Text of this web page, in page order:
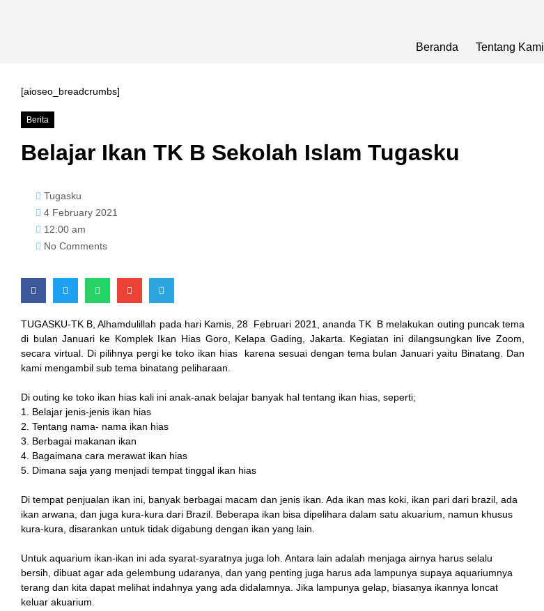
Beranda Tentang Kami
[aioseo_breadcrumbs]
Berita
Belajar Ikan TK B Sekolah Islam Tugasku
Tugasku
4 February 2021
12:00 am
No Comments
TUGASKU-TK B, Alhamdulillah pada hari Kamis, 28 Februari 2021, ananda TK B melakukan outing puncak tema
di bulan Januari ke Komplek Ikan Hias Goro, Kelapa Gading, Jakarta. Kegiatan ini dilangsungkan live Zoom,
secara virtual. Di pilihnya pergi ke toko ikan hias karena sesuai dengan tema bulan Januari yaitu Binatang. Dan
kami mengambil sub tema binatang peliharaan.
Di outing ke toko ikan hias kali ini anak-anak belajar banyak hal tentang ikan hias, seperti;
1. Belajar jenis-jenis ikan hias
2. Tentang nama- nama ikan hias
3. Berbagai makanan ikan
4. Bagaimana cara merawat ikan hias
5. Dimana saja yang menjadi tempat tinggal ikan hias
Di tempat penjualan ikan ini, banyak berbagai macam dan jenis ikan. Ada ikan mas koki, ikan pari dari brazil, ada
ikan arwana, dan juga kura-kura dari Brazil. Beberapa ikan bisa dipelihara dalam satu akuarium, namun khusus
kura-kura, disarankan untuk tidak digabung dengan ikan yang lain.
Untuk aquarium ikan-ikan ini ada syarat-syaratnya juga loh. Antara lain adalah menjaga airnya harus selalu
bersih, dibuat agar ada gelembung udaranya, dan yang penting juga harus ada lampunya supaya aquariumnya
terang dan kita dapat melihat indahnya yang ada didalamnya. Jika lampunya gelap, biasanya ikannya loncat
keluar akuarium.